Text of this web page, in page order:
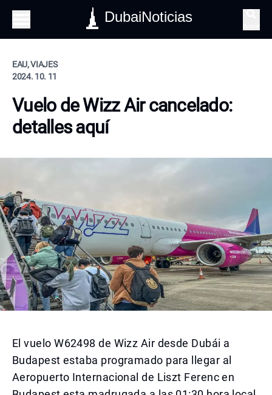
DubaiNoticias
EAU, VIAJES
2024. 10. 11
Vuelo de Wizz Air cancelado:
detalles aquí
El vuelo W62498 de Wizz Air desde Dubái a
Budapest estaba programado para llegar al
Aeropuerto Internacional de Liszt Ferenc en